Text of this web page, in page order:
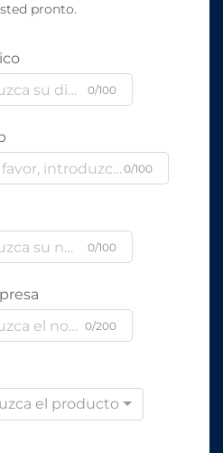
pronto.
0/100
0/100
0/100
0/200
el producto